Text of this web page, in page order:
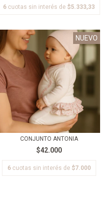
6 cuotas sin interés de $5.333,33
NUEVO
CONJUNTO ANTONIA
$42.000
6 cuotas sin interés de $7.000